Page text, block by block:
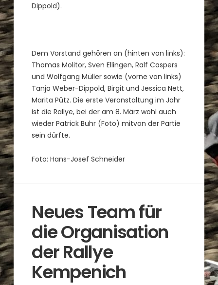
Dippold).
Dem Vorstand gehören an (hinten von links):
Thomas Molitor, Sven Ellingen, Ralf Caspers
und Wolfgang Müller sowie (vorne von links)
Tanja Weber-Dippold, Birgit und Jessica Nett,
Marita Pütz. Die erste Veranstaltung im Jahr
ist die Rallye, bei der am 8. März wohl auch
wieder Patrick Buhr (Foto) mitvon der Partie
sein dürfte.
Foto: Hans-Josef Schneider
Neues Team für
die Organisation
der Rallye
Kempenich